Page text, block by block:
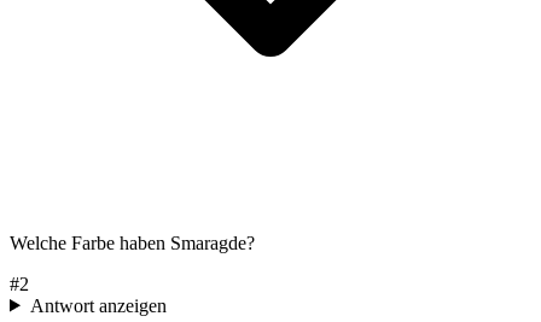
Welche Farbe haben Smaragde?
#2
Antwort anzeigen